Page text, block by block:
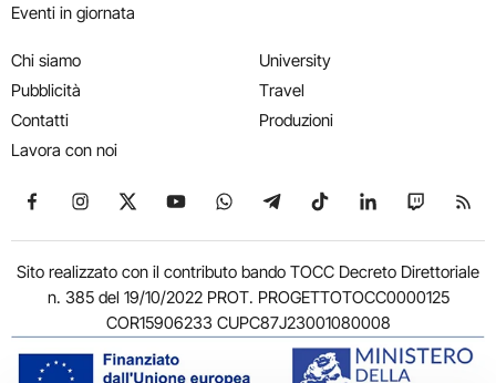
Eventi in giornata
Chi siamo
Pubblicità
Contatti
Lavora con noi
University
Travel
Produzioni
Seguici su Facebook
Seguici su Instagram
Seguici su X
Seguici su YouTube
Seguici su WhatsApp
Seguici su Telegram
Seguici su TikTok
Seguici su
Seguici
Sito realizzato con il contributo bando TOCC Decreto Direttoriale
n. 385 del 19/10/2022 PROT. PROGETTOTOCC0000125
COR15906233 CUPC87J23001080008